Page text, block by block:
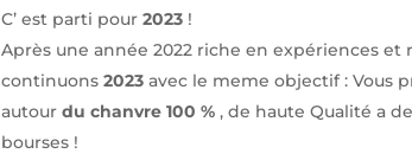
C’ est parti pour 2023!
Après une année 2022 riche en expériences et
continuons 2023avec le meme objectif : Vous
autour du chanvre 100 %, de haute Qualité a
bourses !